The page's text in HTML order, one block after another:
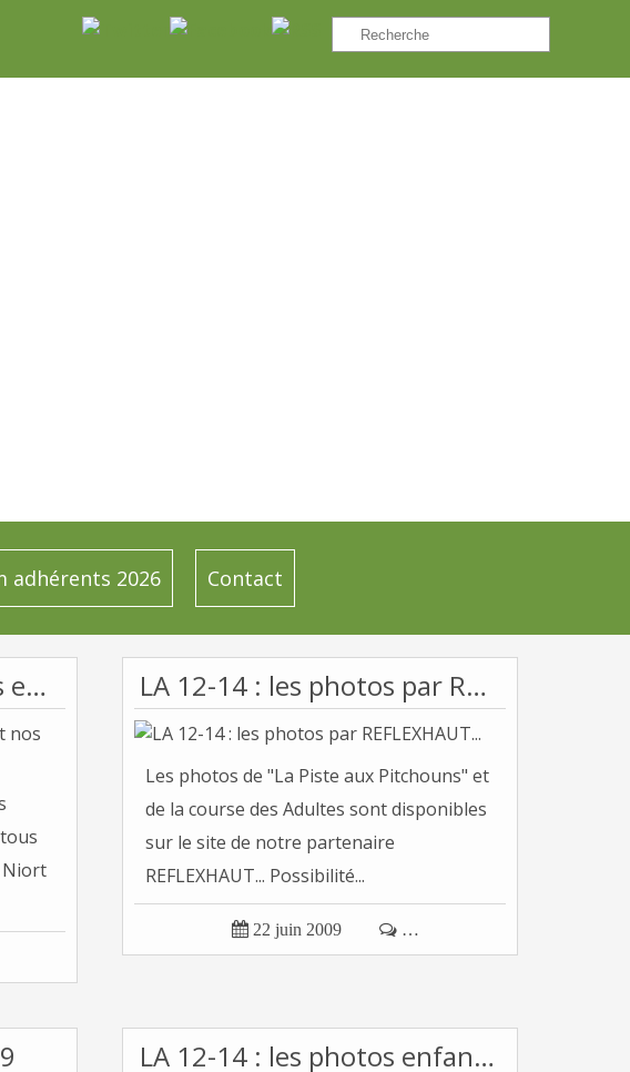
adhérents 2026 Contact
La 12-14 : les animations enfants et nos partenaires...
Niort
LA 12-14 : les photos par REFLEXHAUT...
Les photos de "La Piste aux Pitchouns" et
de la course des Adultes sont disponibles
sur le site de notre partenaire
REFLEXHAUT... Possibilité...
 22 juin 2009  …
LA 12-14 : les photos enfants par REFLEXHAUT...